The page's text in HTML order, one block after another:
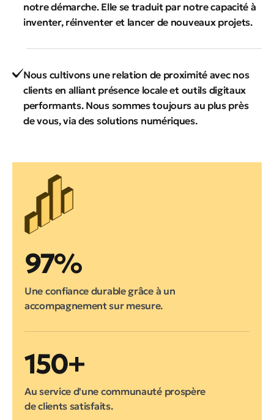
notre démarche. Elle se traduit par notre capacité à
inventer, réinventer et lancer de nouveaux projets.
Nous cultivons une relation de proximité avec nos
clients en alliant présence locale et outils digitaux
performants. Nous sommes toujours au plus près
de vous, via des solutions numériques.
97%
Une confiance durable grâce à un
accompagnement sur mesure.
150+
Au service d'une communauté prospère
de clients satisfaits.